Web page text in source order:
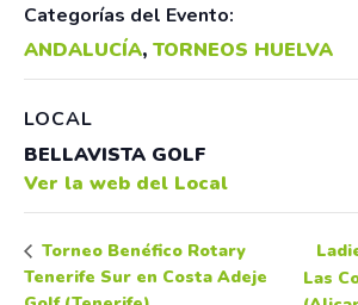
Categorías del Evento:
ANDALUCÍA, TORNEOS HUELVA
LOCAL
BELLAVISTA GOLF
Ver la web del Local
Torneo Benéfico Rotary
Tenerife Sur en Costa Adeje
Las